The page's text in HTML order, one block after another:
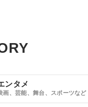
ンタメ
画、芸能、舞台、スポーツなど